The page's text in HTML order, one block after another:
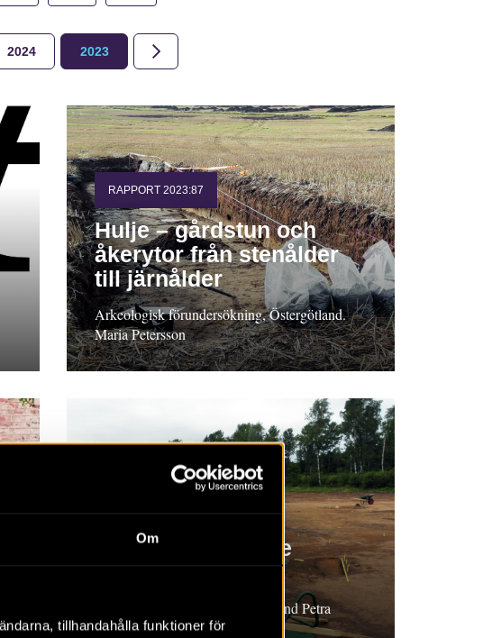
Om
tillhandahålla funktioner för
2024 2023 2022
RAPPORT 2023:87
Hulje – gårdstun och
åkerytor från stenålder
till järnålder
Arkeologisk förundersökning, Östergötland.
Maria Petersson
Sju hus från yngre
Arkeologisk undersökning, Halland Petra
Nordin